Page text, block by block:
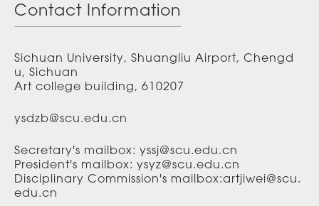
Contact Information
Sichuan University, Shuangliu Airport, Chengd
u, Sichuan
Art college building, 610207
ysdzb@scu.edu.cn
Secretary's mailbox: yssj@scu.edu.cn
President's mailbox: ysyz@scu.edu.cn
Disciplinary Commission's mailbox:artjiwei@scu.
edu.cn